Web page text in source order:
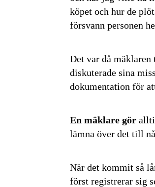
köpet och hur de
försvann personen
Det var då
diskuterade sina
dokumentation för
En mäklare gör
lämna över det till
När det kommit så
först registrerar sig